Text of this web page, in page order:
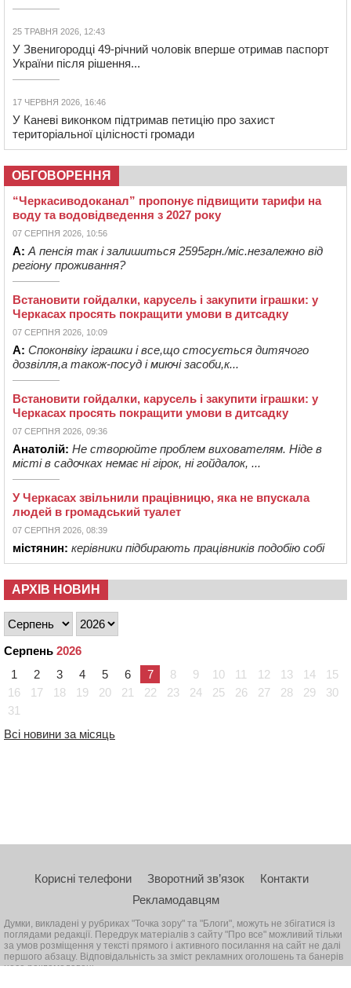
25 ТРАВНЯ 2026, 12:43
У Звенигородці 49-річний чоловік вперше отримав паспорт
України після рішення...
17 ЧЕРВНЯ 2026, 16:46
У Каневі виконком підтримав петицію про захист
територіальної цілісності громади
ОБГОВОРЕННЯ
“Черкасиводоканал” пропонує підвищити тарифи на
воду та водовідведення з 2027 року
07 СЕРПНЯ 2026, 10:56
А: А пенсія так і залишиться 2595грн./міс.незалежно від
регіону проживання?
Встановити гойдалки, карусель і закупити іграшки: у
Черкасах просять покращити умови в дитсадку
07 СЕРПНЯ 2026, 10:09
А: Споконвіку іграшки і все,що стосується дитячого
дозвілля,а також-посуд і миючі засоби,к...
Встановити гойдалки, карусель і закупити іграшки: у
Черкасах просять покращити умови в дитсадку
07 СЕРПНЯ 2026, 09:36
Анатолій: Не створюйте проблем вихователям. Ніде в
місті в садочках немає ні гірок, ні гойдалок, ...
У Черкасах звільнили працівницю, яка не впускала
людей в громадський туалет
07 СЕРПНЯ 2026, 08:39
містянин: керівники підбирають працівників подобію собі
АРХІВ НОВИН
Серпень 2026
1
2 3 4 5 6 7 8 9 10 11 12 13 14
15
16
17 18 19 20 21 22 23 24 25 26 27 28 29
30
31
Всі новини за місяць
Корисні телефони Зворотний зв’язок
Контакти
Рекламодавцям
Думки, викладені у рубриках "Точка зору" та "Блоги", можуть не збігатися із
поглядами редакції. Передрук матеріалів з сайту "Про все" можливий тільки
за умов розміщення у тексті прямого і активного посилання на сайт не далі
першого абзацу. Відповідальність за зміст рекламних оголошень та банерів
несе рекламодавець